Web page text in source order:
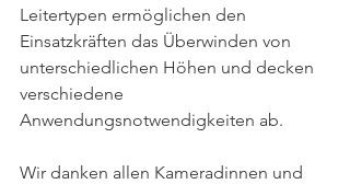
Leitertypen ermöglichen den
Einsatzkräften das Überwinden von
unterschiedlichen Höhen und decken
verschiedene
Anwendungsnotwendigkeiten ab.
Wir danken allen Kameradinnen und